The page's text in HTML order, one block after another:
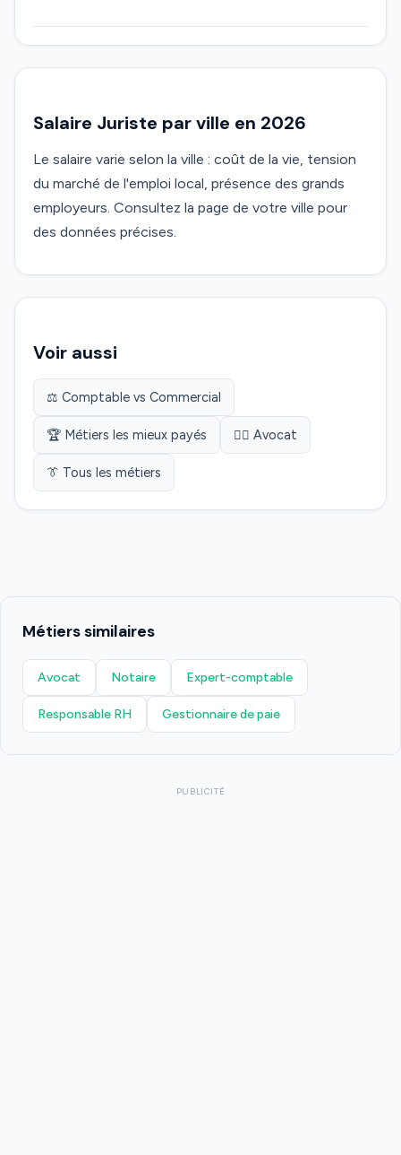
Salaire Juriste par ville en 2026
Le salaire varie selon la ville : coût de la vie, tension
du marché de l'emploi local, présence des grands
employeurs. Consultez la page de votre ville pour
des données précises.
Voir aussi
⚖️ Comptable vs Commercial
🏆 Métiers les mieux payés 👨‍⚖️ Avocat
👔 Tous les métiers
Métiers similaires
Avocat Notaire Expert-comptable
Responsable RH Gestionnaire de paie
PUBLICITÉ